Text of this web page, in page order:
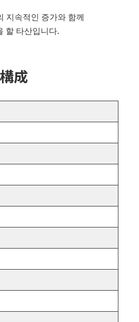
지속적인 증가와 함께
할 타산입니다.
成